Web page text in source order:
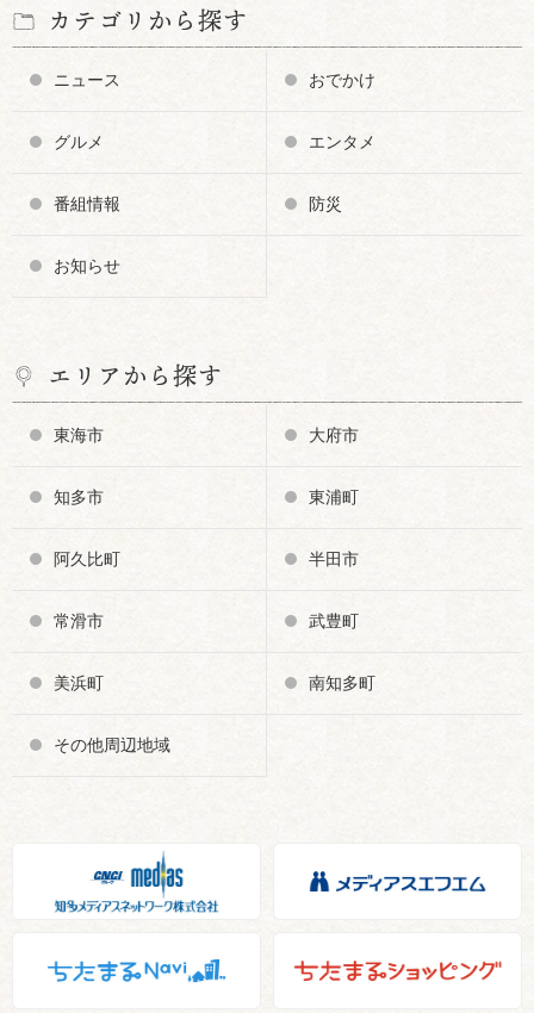
カテゴリから探す
ニュース おでかけ
グルメ エンタメ
番組情報 防災
お知らせ
エリアから探す
東海市 大府市
知多市 東浦町
阿久比町 半田市
常滑市 武豊町
美浜町 南知多町
その他周辺地域